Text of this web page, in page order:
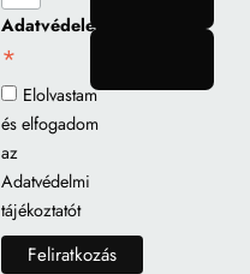
Adatvédelem
*
Elolvastam
és elfogadom
az
Adatvédelmi
tájékoztatót